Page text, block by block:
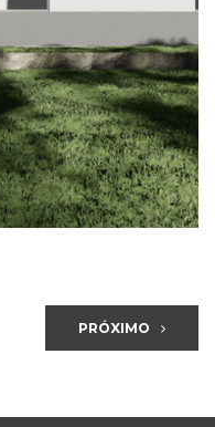
PRÓXIMO